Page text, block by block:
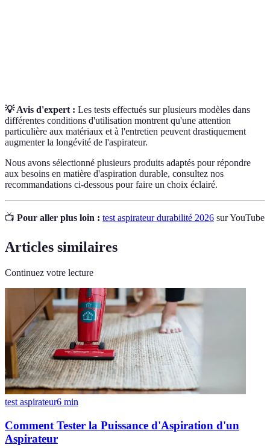
💡 Avis d'expert : Les tests effectués sur plusieurs modèles dans
différentes conditions d'utilisation montrent qu'une attention
particulière aux matériaux et à l'entretien peuvent drastiquement
augmenter la longévité de l'aspirateur.
Nous avons sélectionné plusieurs produits adaptés pour répondre
aux besoins en matière d'aspiration durable, consultez nos
recommandations ci-dessous pour faire un choix éclairé.
📺 Pour aller plus loin : test aspirateur durabilité 2026 sur YouTube
Articles similaires
Continuez votre lecture
test aspirateur6 min
Comment Tester la Puissance d'Aspiration d'un
Aspirateur